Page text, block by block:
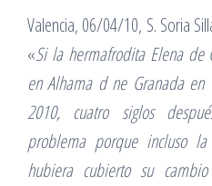
Valencia, 06/04/10, S. Soria
«Si la hermafrodita Elena de
en Alhama d ne Granada
2010, cuatro siglos
problema porque incluso la
hubiera cubierto su